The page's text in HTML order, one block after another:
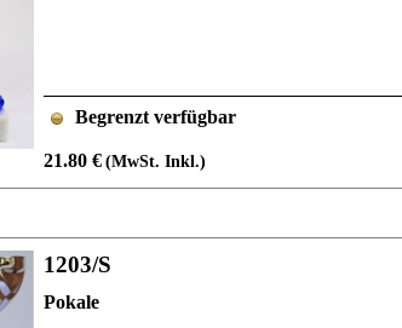
Begrenzt verfügbar
21.80 € (MwSt. Inkl.)
1203/S
Pokale